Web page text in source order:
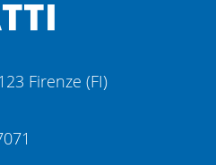
Firenze (FI)